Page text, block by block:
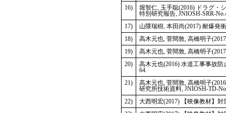
16)
堀智仁, 玉手聡(2016) ドラグ・
特別研究報告, JNIOSH-SRR-
17)
山隈瑞樹, 本田尚(2017) 耐爆発
18)
高木元也, 菅間敦, 高橋明子
19)
高木元也, 菅間敦, 高橋明子
20)
高木元也(2016) 水道工事事故
64.
21)
高木元也, 菅間敦, 高橋明子
研究所技術資料, JNIOSH-TD-
22)
大西明宏(2017) 【映像教材】